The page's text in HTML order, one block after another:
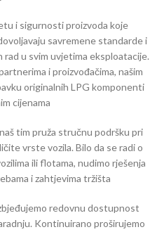
i sigurnosti proizvoda koje
savremene standarde i
rad u svim uvjetima eksploatacije.
i proizvođačima, našim
originalnih LPG komponenti
cijenama
tim pruža stručnu podršku pri
vrste vozila. Bilo da se radi o
ili flotama, nudimo rješenja
i zahtjevima tržišta
redovnu dostupnost
Kontinuirano proširujemo